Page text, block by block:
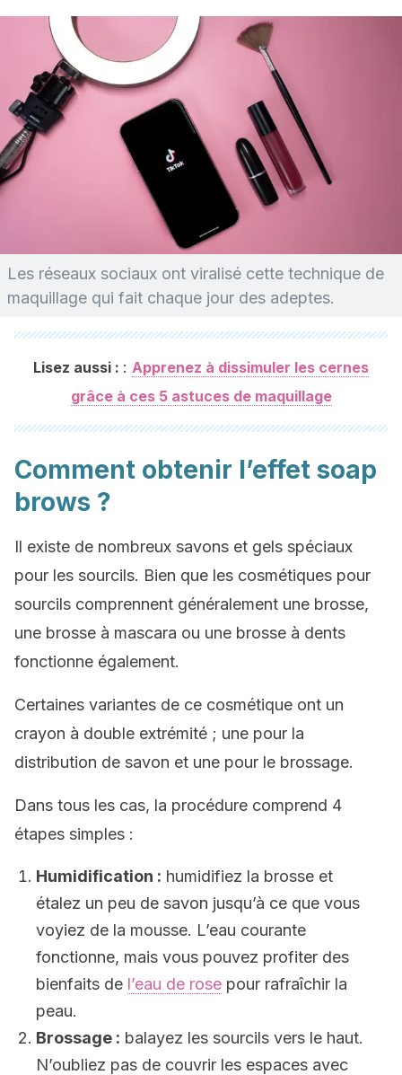
Les réseaux sociaux ont viralisé cette technique de
maquillage qui fait chaque jour des adeptes.
Lisez aussi : : Apprenez à dissimuler les cernes
grâce à ces 5 astuces de maquillage
Comment obtenir l’effet soap
brows ?
Il existe de nombreux savons et gels spéciaux
pour les sourcils. Bien que les cosmétiques pour
sourcils comprennent généralement une brosse,
une brosse à mascara ou une brosse à dents
fonctionne également.
Certaines variantes de ce cosmétique ont un
crayon à double extrémité ; une pour la
distribution de savon et une pour le brossage.
Dans tous les cas, la procédure comprend 4
étapes simples :
Humidification : humidifiez la brosse et
étalez un peu de savon jusqu’à ce que vous
voyiez de la mousse. L’eau courante
fonctionne, mais vous pouvez profiter des
bienfaits de l’eau de rose pour rafraîchir la
peau.
Brossage : balayez les sourcils vers le haut.
N’oubliez pas de couvrir les espaces avec